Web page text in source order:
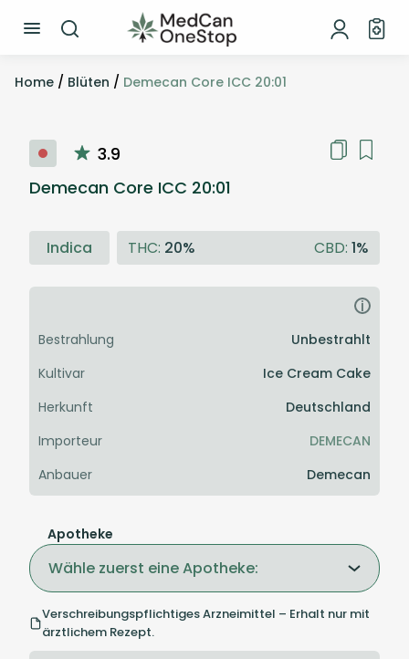
Home / Blüten / Demecan Core ICC 20:01
3.9
Demecan Core ICC 20:01
Indica THC: 20% CBD: 1%
i
Bestrahlung
Unbestrahlt
Kultivar
Ice Cream Cake
Herkunft
Deutschland
Importeur
DEMECAN
Anbauer
Demecan
Apotheke
Wähle zuerst eine Apotheke:
Verschreibungspflichtiges Arzneimittel – Erhalt nur mit
ärztlichem Rezept.